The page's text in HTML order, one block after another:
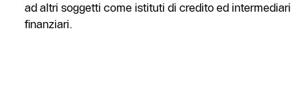
ad altri soggetti come istituti di credito ed intermediari
finanziari.